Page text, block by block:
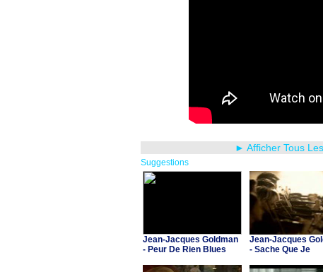
► Afficher Tous
Suggestions
Jean-Jacques Goldman
- Peur De Rien Blues
Jean-Jacques
- Sache Que Je